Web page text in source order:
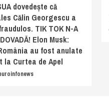
dovedește că
Călin Georgescu a
TIK TOK N-A
Elon Musk:
au fost anulate
Curtea de Apel